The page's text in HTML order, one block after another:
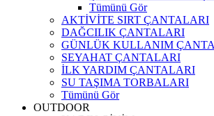
Tümünü Gör
AKTİVİTE SIRT ÇANTALARI
DAĞCILIK ÇANTALARI
GÜNLÜK KULLANIM
SEYAHAT ÇANTALARI
İLK YARDIM ÇANTALARI
SU TAŞIMA TORBALARI
Tümünü Gör
OUTDOOR